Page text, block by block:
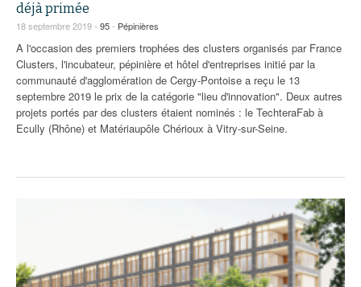
déjà primée
18 septembre 2019 - 95- Pépinières
A l'occasion des premiers trophées des clusters organisés par France
Clusters, l'incubateur, pépinière et hôtel d'entreprises initié par la
communauté d'agglomération de Cergy-Pontoise a reçu le 13
septembre 2019 le prix de la catégorie "lieu d'innovation". Deux autres
projets portés par des clusters étaient nominés : le TechteraFab à
Ecully (Rhône) et Matériaupôle Chérioux à Vitry-sur-Seine.